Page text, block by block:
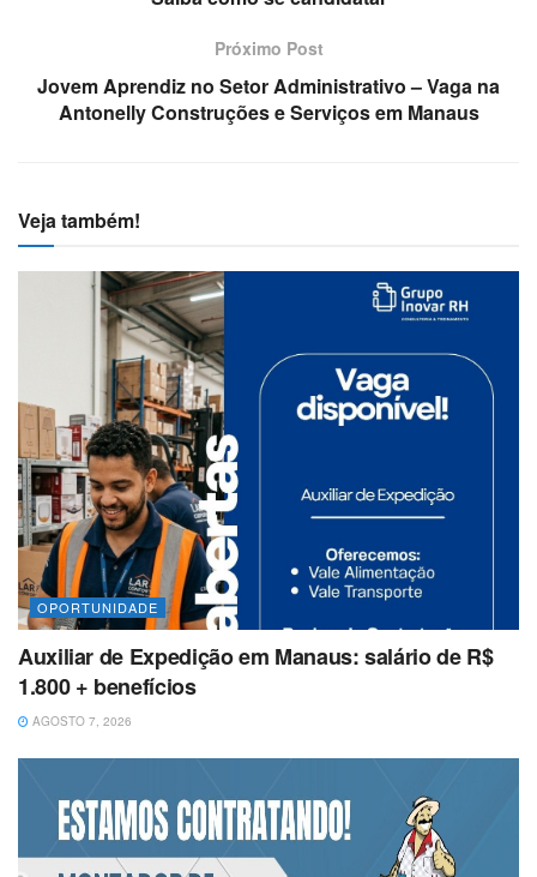
Próximo Post
Jovem Aprendiz no Setor Administrativo – Vaga na
Antonelly Construções e Serviços em Manaus
Veja também!
OPORTUNIDADE
Auxiliar de Expedição em Manaus: salário de R$
1.800 + benefícios
AGOSTO 7, 2026